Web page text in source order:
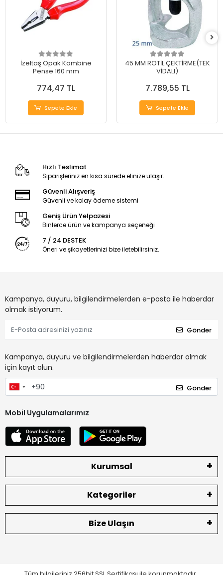
İzeltaş Opak Kombine
Pense 160 mm
774,47 TL
Sepete Ekle
45 MM ROTİL ÇEKTİRME(TEK
VİDALI)
7.789,55 TL
Sepete Ekle
Hızlı Teslimat
Siparişleriniz en kısa sürede elinize ulaşır.
Güvenli Alışveriş
Güvenli ve kolay ödeme sistemi
Geniş Ürün Yelpazesi
Binlerce ürün ve kampanya seçeneği
7 / 24 DESTEK
Öneri ve şikayetlerinizi bize iletebilirsiniz.
Kampanya, duyuru, bilgilendirmelerden e-posta ile haberdar
olmak istiyorum.
Gönder
Kampanya, duyuru ve bilgilendirmelerden haberdar olmak
için kayıt olun.
Gönder
Mobil Uygulamalarımız
Kurumsal
Kategoriler
Bize Ulaşın